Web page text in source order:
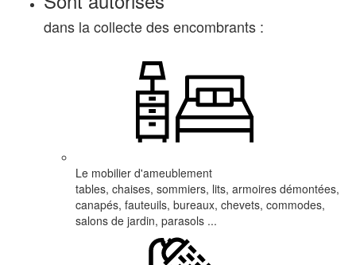
dans la collecte des encombrants :
Le mobilier d'ameublement
tables, chaises, sommiers, lits, armoires démontées,
canapés, fauteuils, bureaux, chevets, commodes,
salons de jardin, parasols ...